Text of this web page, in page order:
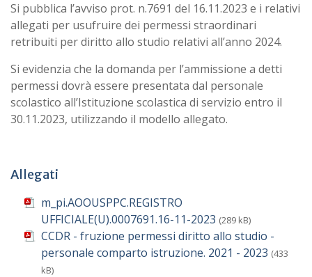
Si pubblica l’avviso prot. n.7691 del 16.11.2023 e i relativi
allegati per usufruire dei permessi straordinari
retribuiti per diritto allo studio relativi all’anno 2024.
Si evidenzia che la domanda per l’ammissione a detti
permessi dovrà essere presentata dal personale
scolastico all’Istituzione scolastica di servizio entro il
30.11.2023, utilizzando il modello allegato.
Allegati
m_pi.AOOUSPPC.REGISTRO
UFFICIALE(U).0007691.16-11-2023 (289 kB)
CCDR - fruzione permessi diritto allo studio -
personale comparto istruzione. 2021 - 2023 (433
kB)